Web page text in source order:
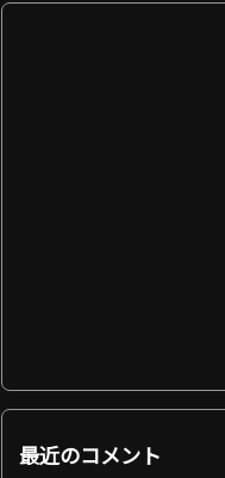
最近のコメント